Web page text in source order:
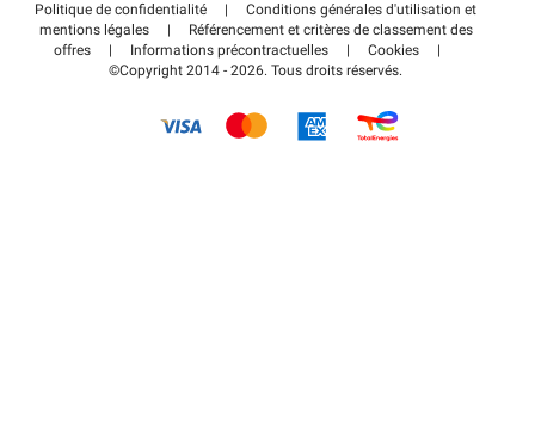
Régler votre stationnement FLOW
Wiki
Guide du stationnement
Politique de confidentialité |
Conditions générales d'utilisation et
mentions légales
|
Référencement et critères de classement des
offres
| Informations précontractuelles | Cookies
|
©Copyright 2014 - 2026. Tous droits réservés.